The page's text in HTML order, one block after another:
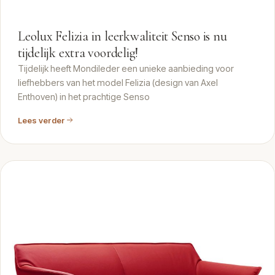
Leolux Felizia in leerkwaliteit Senso is nu
tijdelijk extra voordelig!
Tijdelijk heeft Mondileder een unieke aanbieding voor
liefhebbers van het model Felizia (design van Axel
Enthoven) in het prachtige Senso
Lees verder